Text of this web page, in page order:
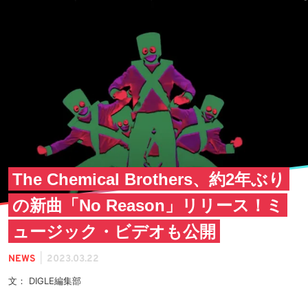
The Chemical Brothers、約2年ぶり
の新曲「No Reason」リリース！ミ
ュージック・ビデオも公開
NEWS 2023.03.22
文： DIGLE編集部